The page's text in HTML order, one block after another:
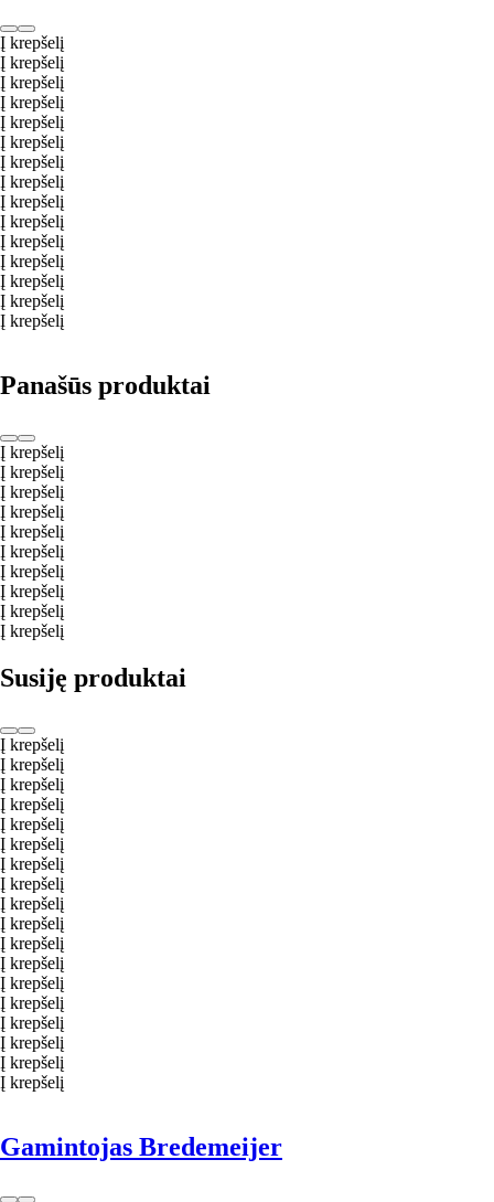
Į krepšelį
Į krepšelį
Į krepšelį
Į krepšelį
Į krepšelį
Į krepšelį
Į krepšelį
Į krepšelį
Į krepšelį
Į krepšelį
Į krepšelį
Į krepšelį
Į krepšelį
Į krepšelį
Į krepšelį
Panašūs produktai
Į krepšelį
Į krepšelį
Į krepšelį
Į krepšelį
Į krepšelį
Į krepšelį
Į krepšelį
Į krepšelį
Į krepšelį
Į krepšelį
Susiję produktai
Į krepšelį
Į krepšelį
Į krepšelį
Į krepšelį
Į krepšelį
Į krepšelį
Į krepšelį
Į krepšelį
Į krepšelį
Į krepšelį
Į krepšelį
Į krepšelį
Į krepšelį
Į krepšelį
Į krepšelį
Į krepšelį
Į krepšelį
Į krepšelį
Gamintojas Bredemeijer